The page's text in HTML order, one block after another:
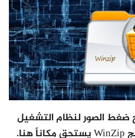
ضغط الصور لنظام التشغيل